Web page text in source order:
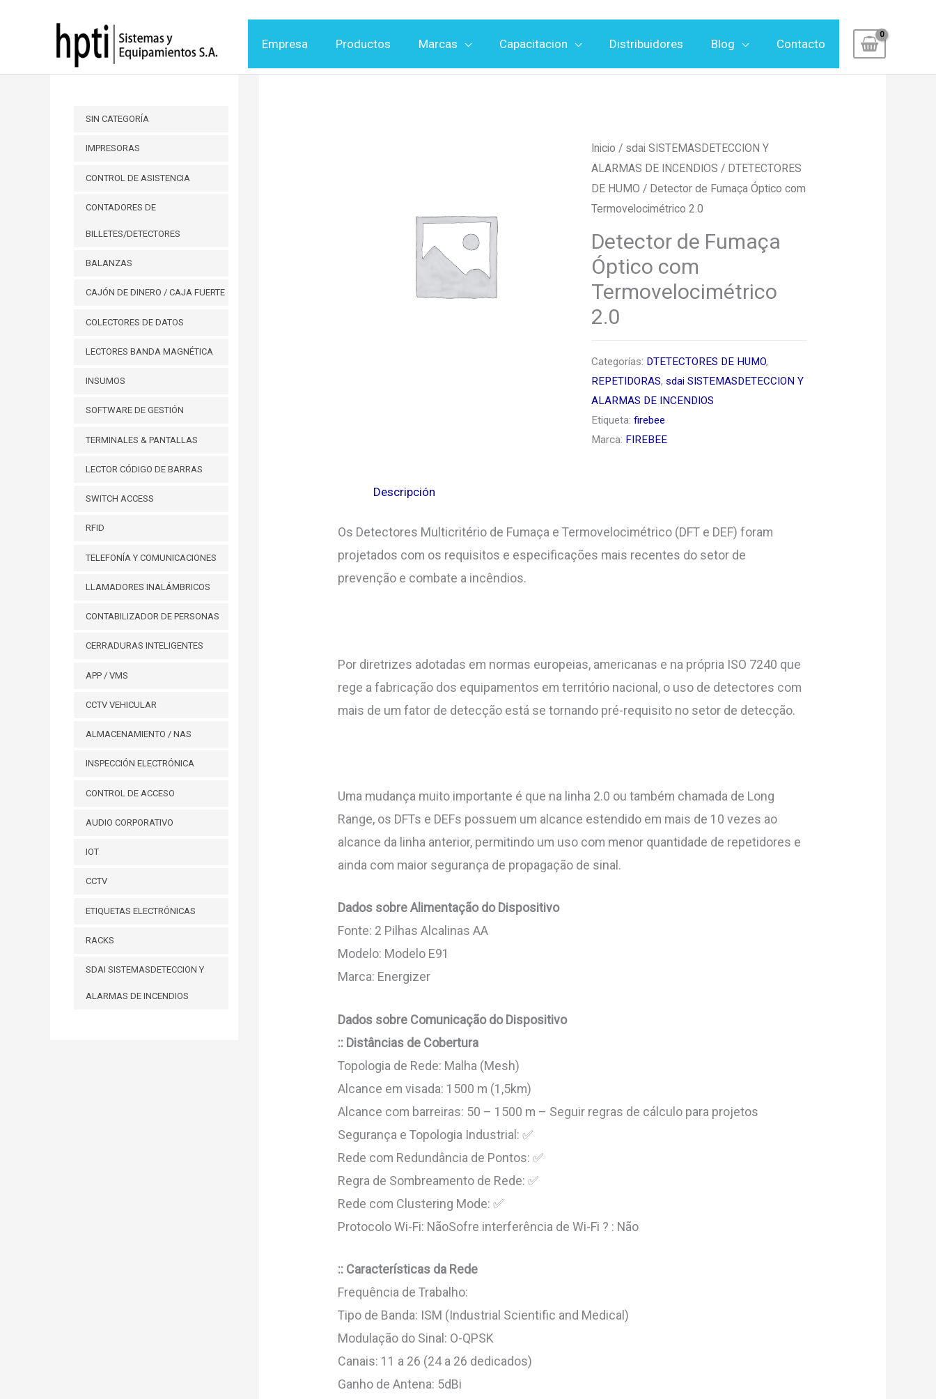
Empresa Productos Marcas Capacitacion Distribuidores Blog Contacto
SIN CATEGORÍA
IMPRESORAS
CONTROL DE ASISTENCIA
CONTADORES DE
BILLETES/DETECTORES
BALANZAS
CAJÓN DE DINERO / CAJA FUERTE
COLECTORES DE DATOS
LECTORES BANDA MAGNÉTICA
INSUMOS
SOFTWARE DE GESTIÓN
TERMINALES & PANTALLAS
LECTOR CÓDIGO DE BARRAS
SWITCH ACCESS
RFID
TELEFONÍA Y COMUNICACIONES
LLAMADORES INALÁMBRICOS
CONTABILIZADOR DE PERSONAS
CERRADURAS INTELIGENTES
APP / VMS
CCTV VEHICULAR
ALMACENAMIENTO / NAS
INSPECCIÓN ELECTRÓNICA
CONTROL DE ACCESO
AUDIO CORPORATIVO
IOT
CCTV
ETIQUETAS ELECTRÓNICAS
RACKS
SDAI SISTEMASDETECCION Y
ALARMAS DE INCENDIOS
Inicio / sdai SISTEMASDETECCION Y
ALARMAS DE INCENDIOS / DTETECTORES
DE HUMO / Detector de Fumaça Óptico com
Termovelocimétrico 2.0
Detector de Fumaça
Óptico com
Termovelocimétrico
2.0
Categorías: DTETECTORES DE HUMO,
REPETIDORAS, sdai SISTEMASDETECCION Y
ALARMAS DE INCENDIOS
Etiqueta: firebee
Marca: FIREBEE
Descripción
Os Detectores Multicritério de Fumaça e Termovelocimétrico (DFT e DEF) foram
projetados com os requisitos e especificações mais recentes do setor de
prevenção e combate a incêndios.
Por diretrizes adotadas em normas europeias, americanas e na própria ISO 7240 que
rege a fabricação dos equipamentos em território nacional, o uso de detectores com
mais de um fator de detecção está se tornando pré-requisito no setor de detecção.
Uma mudança muito importante é que na linha 2.0 ou também chamada de Long
Range, os DFTs e DEFs possuem um alcance estendido em mais de 10 vezes ao
alcance da linha anterior, permitindo um uso com menor quantidade de repetidores e
ainda com maior segurança de propagação de sinal.
Dados sobre Alimentação do Dispositivo
Fonte: 2 Pilhas Alcalinas AA
Modelo: Modelo E91
Marca: Energizer
Dados sobre Comunicação do Dispositivo
:: Distâncias de Cobertura
Topologia de Rede: Malha (Mesh)
Alcance em visada: 1500 m (1,5km)
Alcance com barreiras: 50 – 1500 m – Seguir regras de cálculo para projetos
Segurança e Topologia Industrial: ✅
Rede com Redundância de Pontos: ✅
Regra de Sombreamento de Rede: ✅
Rede com Clustering Mode: ✅
Protocolo Wi-Fi: NãoSofre interferência de Wi-Fi ? : Não
:: Características da Rede
Frequência de Trabalho:
Tipo de Banda: ISM (Industrial Scientific and Medical)
Modulação do Sinal: O-QPSK
Canais: 11 a 26 (24 a 26 dedicados)
Ganho de Antena: 5dBi